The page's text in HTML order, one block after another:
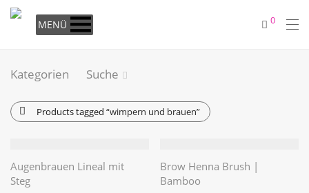
MENÜ 0
Kategorien Suche
Products tagged “wimpern und brauen”
Augenbrauen Lineal mit
Steg
Brow Henna Brush |
Bamboo